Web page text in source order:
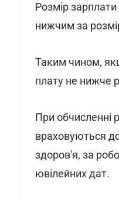
Розмір
нижчим за
Таким чином,
плату не нижче
При обчисленні
враховуються
здоров'я, за
ювілейних дат.